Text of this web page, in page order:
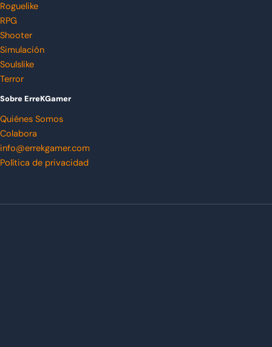
Roguelike
RPG
Shooter
Simulación
Soulslike
Terror
Sobre ErreKGamer
Quiénes Somos
Colabora
info@errekgamer.com
Política de privacidad